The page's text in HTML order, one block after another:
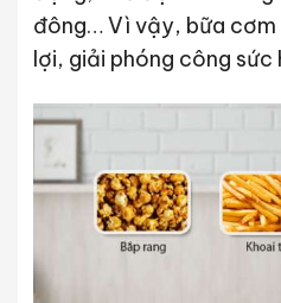
đông… Vì vậy, bữa cơm
lợi, giải phóng công sức